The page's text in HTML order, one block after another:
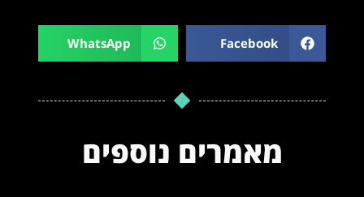
Facebook
WhatsApp
מאמרים נוספים